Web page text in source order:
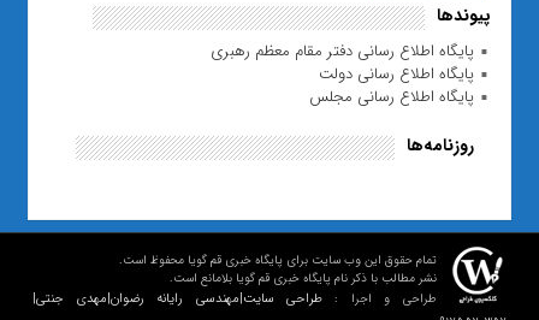
پیوندها
پایگاه اطلاع رسانی دفتر مقام معظم رهبری
پایگاه اطلاع رسانی دولت
پایگاه اطلاع رسانی مجلس
روزنامه‌ها
تمام حقوق این وب سایت برای پایگاه خبری قم گویا محفوظ است.
نشر مطالب با ذکر نام پایگاه خبری قم گویا بلامانع است.
طراحی و اجرا : طراحی سایت|مهندسی رایانه رضوان|مهدی جنتی|